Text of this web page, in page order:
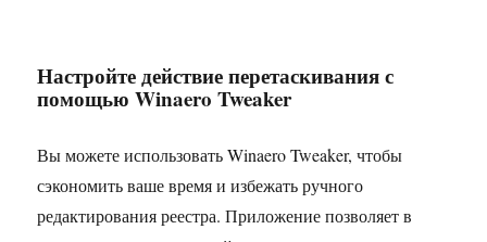
Настройте действие перетаскивания с
помощью Winaero Tweaker
Вы можете использовать Winaero Tweaker, чтобы
сэкономить ваше время и избежать ручного
редактирования реестра. Приложение позволяет в